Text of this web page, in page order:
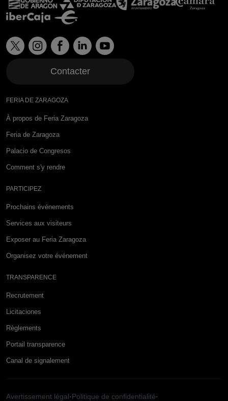
Contacter
FERIA DE ZARAGOZA
À propos de Feria Zaragoza
Feria de Zaragoza
Palacio de Congresos
Comment s'y rendre
PARTICIPEZ
Prochains événements
Services aux visiteurs
Exposer au Feria Zaragoza
Organisez votre événement
TRANSPARENCE
Recrutement
Licitaciones
Règlements
Portail transparence
Canal de signalement
Avertissement légal·Politique de confidentialité·